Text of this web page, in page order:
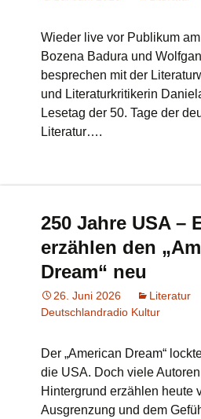
Wieder live vor Publikum
Bozena Badura und
besprechen mit der
und Literaturkritikerin
Lesetag der 50. Tage der
Literatur….
250 Jahre USA –
erzählen den
Dream“ neu
26. Juni 2026 Literatur
Deutschlandradio Kultur
Der „American Dream“
die USA. Doch viele
Hintergrund erzählen heute
Ausgrenzung und dem